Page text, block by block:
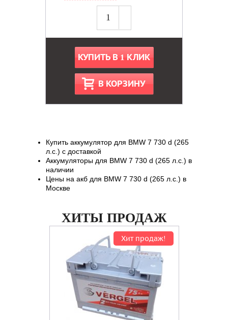
КУПИТЬ В 1 КЛИК
В КОРЗИНУ
Купить аккумулятор для BMW 7 730 d (265
л.с.) с доставкой
Аккумуляторы для BMW 7 730 d (265 л.с.) в
наличии
Цены на акб для BMW 7 730 d (265 л.с.) в
Москве
ХИТЫ ПРОДАЖ
Хит продаж!